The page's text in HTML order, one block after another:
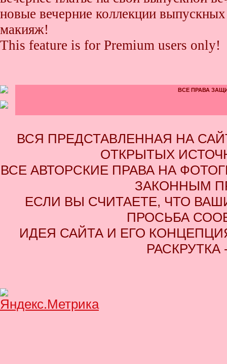
новые вечерние коллекции
макияж!
This feature is for Premium users only!
ВСЕ ПРАВА
ВСЯ ПРЕДСТАВЛЕННАЯ НА
ОТКРЫТЫХ
ВСЕ АВТОРСКИЕ ПРАВА НА
ЗАКОННЫМ
ЕСЛИ ВЫ СЧИТАЕТЕ, ЧТО
ПРОСЬБА
ИДЕЯ САЙТА И ЕГО
РАСКРУТКА